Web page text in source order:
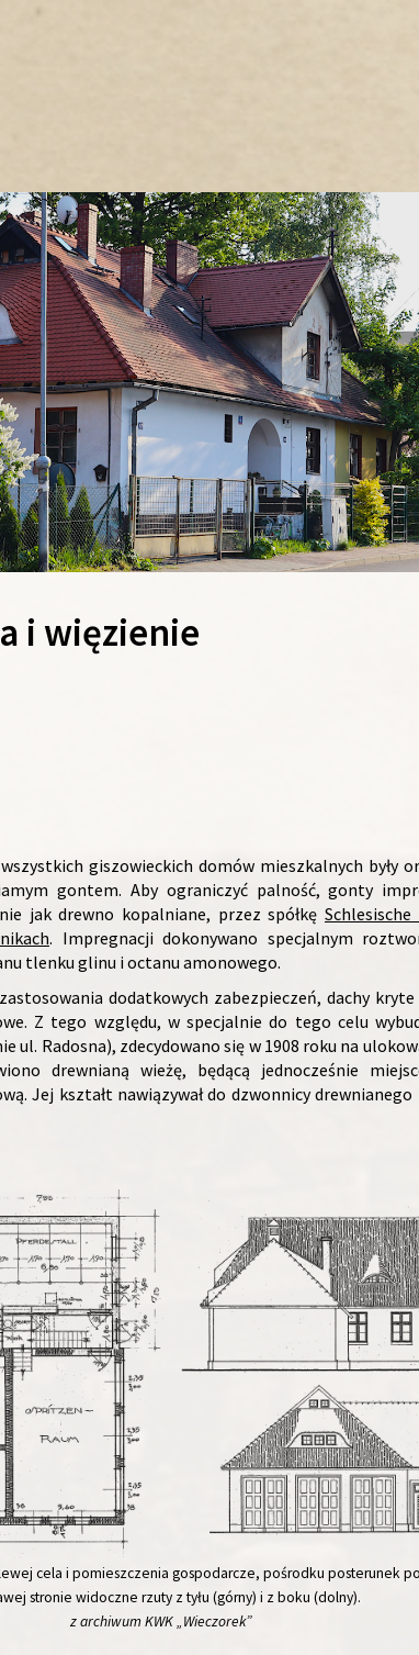
i więzienie
wszystkich giszowieckich domów mieszkalnych były
gontem. Aby ograniczyć palność, gonty
jak drewno kopalniane, przez spółkę
. Impregnacji dokonywano specjalnym
tlenku glinu i octanu amonowego.
dodatkowych zabezpieczeń, dachy
Z tego względu, w specjalnie do tego celu
ul. Radosna), zdecydowano się w 1908 roku na
drewnianą wieżę, będącą jednocześnie
Jej kształt nawiązywał do dzwonnicy
cela i pomieszczenia gospodarcze, pośrodku posterunek
stronie widoczne rzuty z tyłu (górny) i z boku (dolny).
z archiwum KWK „Wieczorek”